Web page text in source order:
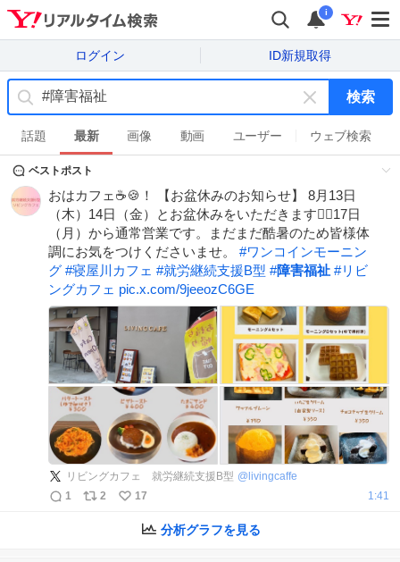
i
ログイン ID新規取得
キ
ー
ワ
ド
を
消
す
検索
話題 最新 画像 動画 ユーザー ウェブ検索
ベストポスト
おはカフェ☕️🍪！ 【お盆休みのお知らせ】 8月13日
（木）14日（金）とお盆休みをいただきます🙇‍♂️17日
（月）から通常営業です。まだまだ酷暑のため皆様体
調にお気をつけくださいませ。 #ワンコインモーニン
グ #寝屋川カフェ #就労継続支援B型 #障害福祉 #リビ
ングカフェ pic.x.com/9jeeozC6GE
リビングカフェ 就労継続支援B型 @ livingcaffe
1
2 17 1:41
分析グラフを見る